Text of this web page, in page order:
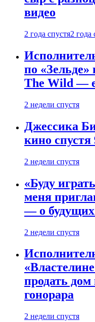
видео
2 года спустя2 года
по
The Wild —
2 недели спустя
Джессика
кино спустя
2 недели спустя
«Буду
меня
— о
2 недели спустя
продать дом
гонорара
2 недели спустя